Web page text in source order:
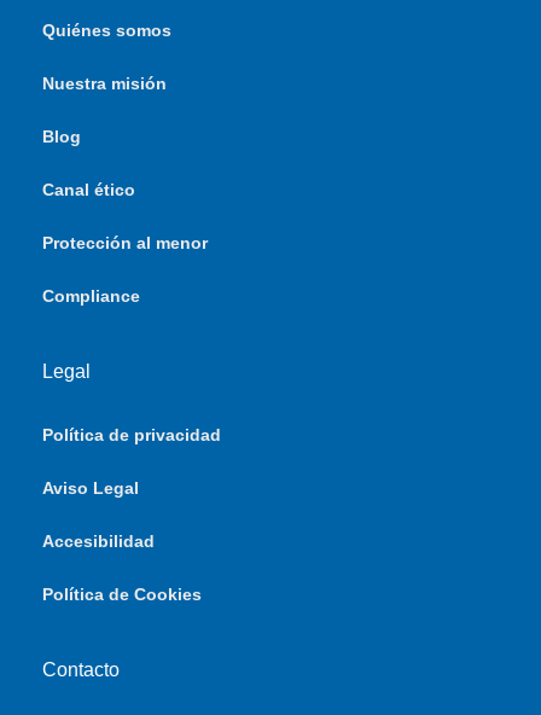
Quiénes somos
Nuestra misión
Blog
Canal ético
Protección al menor
Compliance
Legal
Política de privacidad
Aviso Legal
Accesibilidad
Política de Cookies
Contacto